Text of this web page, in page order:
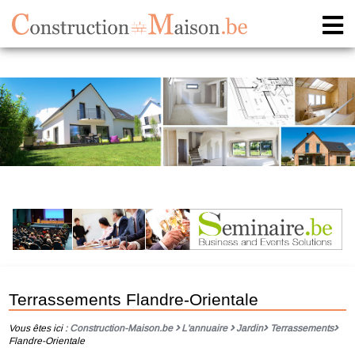
Terrassements Flandre-Orientale
Vous êtes ici : Construction-Maison.be L'annuaire Jardin
Terrassements
Flandre-Orientale